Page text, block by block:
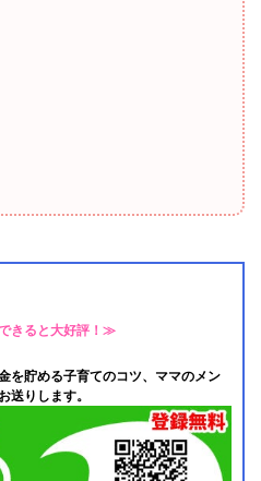
きると大好評！≫
を貯める子育てのコツ、ママのメン
送りします。